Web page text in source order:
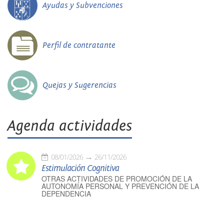
Ayudas y Subvenciones
Perfil de contratante
Quejas y Sugerencias
Agenda actividades
08/01/2026 26/11/2026
Estimulación Cognitiva
OTRAS ACTIVIDADES DE PROMOCIÓN DE LA
AUTONOMÍA PERSONAL Y PREVENCIÓN DE LA
DEPENDENCIA